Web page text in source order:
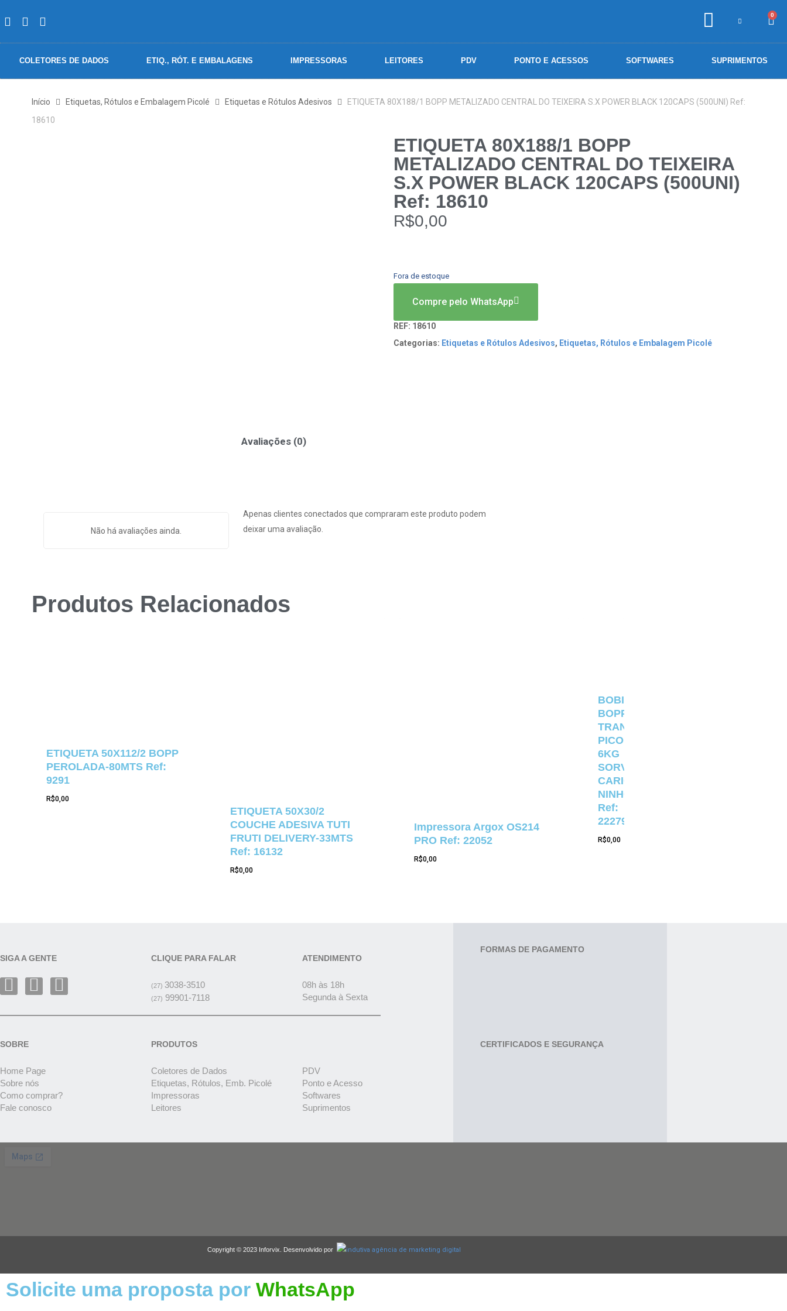
0
COLETORES DE DADOS ETIQ., RÓT. E EMBALAGENS IMPRESSORAS LEITORES PDV PONTO E ACESSOS SOFTWARES SUPRIMENTOS
Início Etiquetas, Rótulos e Embalagem Picolé Etiquetas e Rótulos Adesivos
ETIQUETA 80X188/1 BOPP METALIZADO CENTRAL DO TEIXEIRA S.X POWER BLACK 120CAPS (500UNI) Ref:
18610
ETIQUETA 80X188/1 BOPP
METALIZADO CENTRAL DO TEIXEIRA
S.X POWER BLACK 120CAPS (500UNI)
Ref: 18610
R$0,00
Fora de estoque
Compre pelo WhatsApp
REF: 18610
Categorias: Etiquetas e Rótulos Adesivos, Etiquetas, Rótulos e Embalagem Picolé
Avaliações (0)
Não há avaliações ainda.
Apenas clientes conectados que compraram este produto podem
deixar uma avaliação.
Produtos Relacionados
ETIQUETA 50X112/2 BOPP
PEROLADA-80MTS Ref:
9291
R$0,00
ETIQUETA 50X30/2
COUCHE ADESIVA TUTI
FRUTI DELIVERY-33MTS
Ref: 16132
R$0,00
Impressora Argox OS214
PRO Ref: 22052
R$0,00
BOBINA
BOPP
TRANSPARENTE
PICOLÉ
6KG
SORVETERIA
CARIOCA
NINHO
Ref:
22279
R$0,00
SIGA A GENTE CLIQUE PARA FALAR
(27) 3038-3510
(27) 99901-7118
ATENDIMENTO
08h às 18h
Segunda à Sexta
SOBRE
Home Page
Sobre nós
Como comprar?
Fale conosco
PRODUTOS
Coletores de Dados
Etiquetas, Rótulos, Emb. Picolé
Impressoras
Leitores
PDV
Ponto e Acesso
Softwares
Suprimentos
FORMAS DE PAGAMENTO
CERTIFICADOS E SEGURANÇA
Copyright © 2023 Inforvix. Desenvolvido por
Solicite uma proposta por WhatsApp